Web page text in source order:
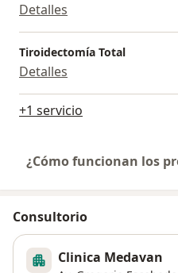
Detalles
Tiroidectomía Total
Detalles
+1 servicio
¿Cómo funcionan los
Consultorio
Clinica Medavan